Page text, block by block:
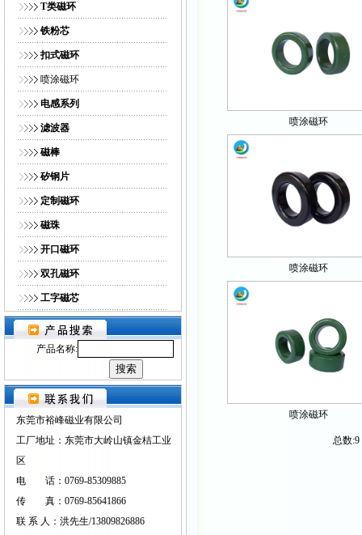
T类磁环
铁粉芯
扣式磁环
喷涂磁环
电感系列
滤波器
磁棒
矽钢片
定制磁环
磁珠
开口磁环
双孔磁环
工字磁芯
产品名称:
东莞市裕峰磁业有限公司
工厂地址：东莞市大岭山镇金桔工业
区
电 话：0769-85309885
传 真：0769-85641866
联 系 人：洪先生/13809826886
喷涂磁环
喷涂磁环
喷涂磁环
总数